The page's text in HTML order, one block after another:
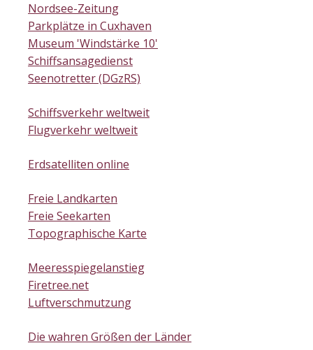
Nordsee-Zeitung
Parkplätze in Cuxhaven
Museum 'Windstärke 10'
Schiffsansagedienst
Seenotretter (DGzRS)
Schiffsverkehr weltweit
Flugverkehr weltweit
Erdsatelliten online
Freie Landkarten
Freie Seekarten
Topographische Karte
Meeresspiegelanstieg
Firetree.net
Luftverschmutzung
Die wahren Größen der Länder